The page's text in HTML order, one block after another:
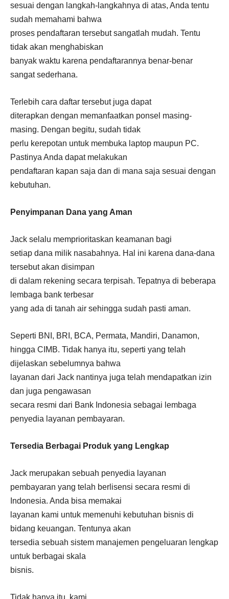
sesuai dengan langkah-langkahnya di atas, Anda tentu
sudah memahami bahwa
proses pendaftaran tersebut sangatlah mudah. Tentu
tidak akan menghabiskan
banyak waktu karena pendaftarannya benar-benar
sangat sederhana.
Terlebih cara daftar tersebut juga dapat
diterapkan dengan memanfaatkan ponsel masing-
masing. Dengan begitu, sudah tidak
perlu kerepotan untuk membuka laptop maupun PC.
Pastinya Anda dapat melakukan
pendaftaran kapan saja dan di mana saja sesuai dengan
kebutuhan.
Penyimpanan Dana yang Aman
Jack selalu memprioritaskan keamanan bagi
setiap dana milik nasabahnya. Hal ini karena dana-dana
tersebut akan disimpan
di dalam rekening secara terpisah. Tepatnya di beberapa
lembaga bank terbesar
yang ada di tanah air sehingga sudah pasti aman.
Seperti BNI, BRI, BCA, Permata, Mandiri, Danamon,
hingga CIMB. Tidak hanya itu, seperti yang telah
dijelaskan sebelumnya bahwa
layanan dari Jack nantinya juga telah mendapatkan izin
dan juga pengawasan
secara resmi dari Bank Indonesia sebagai lembaga
penyedia layanan pembayaran.
Tersedia Berbagai Produk yang Lengkap
Jack merupakan sebuah penyedia layanan
pembayaran yang telah berlisensi secara resmi di
Indonesia. Anda bisa memakai
layanan kami untuk memenuhi kebutuhan bisnis di
bidang keuangan. Tentunya akan
tersedia sebuah sistem manajemen pengeluaran lengkap
untuk berbagai skala
bisnis.
Tidak hanya itu, kami